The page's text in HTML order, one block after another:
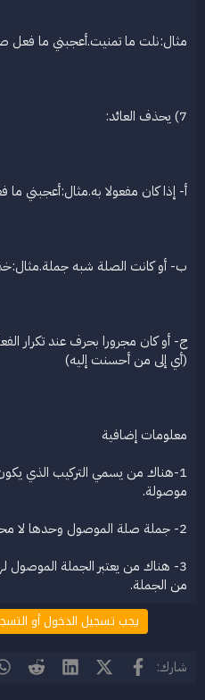
مثال:نلت ما تمنيت.أعجبني ما فعل
7) يحذف العائد:
أ- إذا كان مفعولا به.مثال:أعجبني
ب- أو كانت الصلة شبه
ج- أو كان مجرورا بحرف عند تكرار
(أي إلى من أحسنت إليه)
معلومات إضافية
1-هناك من يسمي التركيب الذي
موصولة.
2- جملة صلة الموصول وحدها لا محل لها من الإعراب.
3- هناك من يعتبر الجملة
من الجملة.
يجب تسجيل الدخول أو
شارك: فيسبوك X (Twitter)
LinkedIn